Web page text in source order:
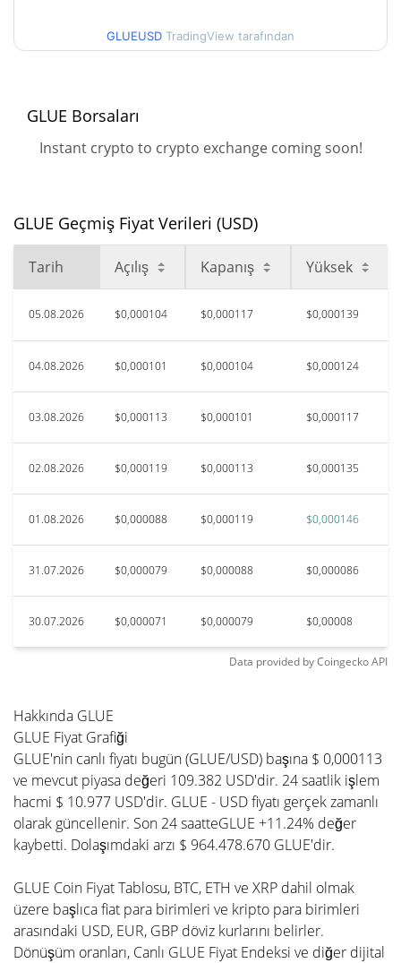
52 Hafta Düşük / 52 Hafta
$0,000069025833 /
Tüm Zamanlar Yüksek
GLUEUSD TradingView tarafından
GLUE Borsaları
Instant crypto to crypto exchange coming soon!
GLUE Geçmiş Fiyat Verileri (USD)
Tarih Açılış Kapanış Yüksek
05.08.2026 $0,000104 $0,000117 $0,000139
04.08.2026 $0,000101 $0,000104 $0,000124
03.08.2026 $0,000113 $0,000101 $0,000117
02.08.2026 $0,000119 $0,000113 $0,000135
01.08.2026 $0,000088 $0,000119 $0,000146
31.07.2026 $0,000079 $0,000088 $0,000086
30.07.2026 $0,000071 $0,000079 $0,00008
Data provided byCoingeckoAPI
Hakkında GLUE
GLUE Fiyat Grafiği
GLUE'nin canlı fiyatı bugün (GLUE/USD) başına $ 0,000113
ve mevcut piyasa değeri 109.382 USD'dir. 24 saatlik işlem
hacmi $ 10.977 USD'dir. GLUE - USD fiyatı gerçek zamanlı
olarak güncellenir. Son 24 saatteGLUE +11.24% değer
kaybetti. Dolaşımdaki arzı $ 964.478.670 GLUE'dir.
GLUE Coin Fiyat Tablosu, BTC, ETH ve XRP dahil olmak
üzere başlıca fiat para birimleri ve kripto para birimleri
arasındaki USD, EUR, GBP döviz kurlarını belirler.
Dönüşüm oranları, Canlı GLUE Fiyat Endeksi ve diğer dijital